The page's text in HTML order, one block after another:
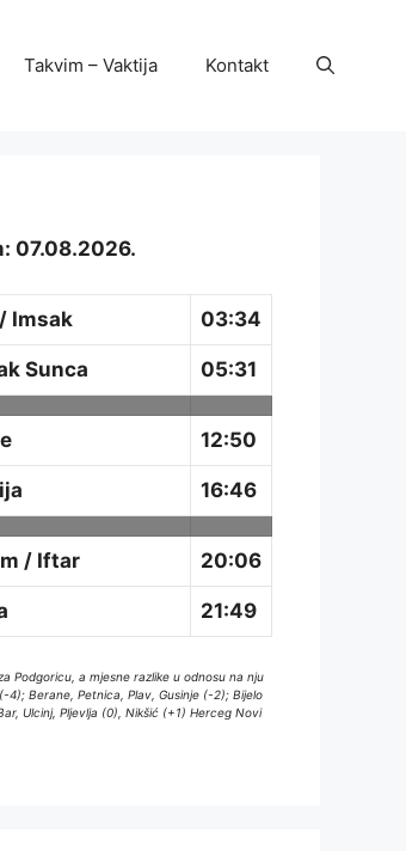
Takvim – Vaktija Kontakt
07.08.2026.
Imsak 03:34
Sunca 05:31
12:50
16:46
/ Iftar 20:06
21:49
Podgoricu, a mjesne razlike u odnosu na nju
4); Berane, Petnica, Plav, Gusinje (-2); Bijelo
Ulcinj, Pljevlja (0), Nikšić (+1) Herceg Novi